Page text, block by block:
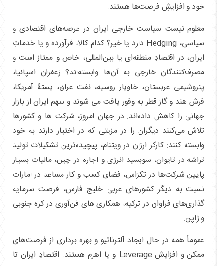
خود و افزایشِ فرصت‌ها هستند.
معلوم نیست سیاست خارجی ایران در عرصه‌های اقتصادی و
سیاسی، Hedging دارد یا خیر؟ کدام کالا، فرآورده و یا خدماتِ
ایران، در اقتصادِ منطقه‌ای یا بین‌المللی، خاص و ممتاز است و
مصرف‌کنندگان خارجی به آن‌ها وابسته‌اند؟ زعفران اسپانیا،
پتروشیمی عربستان، خاویار روسیه، نفت عراق، پستۀ آمریکا،
فرش هند و گاز قطر به وفور یافت می شوند و سهم ایران از بازار
جهانی را کاهش داده‌اند. در جهان امروز، شرکت ها و کشورها
تلاش می‌کنند دیگران را در مزیتی که در اختیار دارند به خود
وابسته کنند: کارگر ارزان در ویتنام، پیچیده‌ترین تشکیلات تولید
تراشه در تایوان، سوبسید انرژی و اجاره در چین، مالیات بسیار
پایین شرکت‌ها در تکزاس، فضای کسب و کار مساعد در امارات
نسبت به دیگر کشورهای عربی خلیج فارس، فرصت سرمایه
گذاری‌های فراوان در ترکیه، همکاری های فن‌آوری در کره جنوبی
و ژاپن.
عموماً همه در حال ایجاد آلترناتیو و بهره برداری از فرصت‌های
ممکن و افزایش Leverage و یا اهرم هستند. اقتصادِ ایران تا